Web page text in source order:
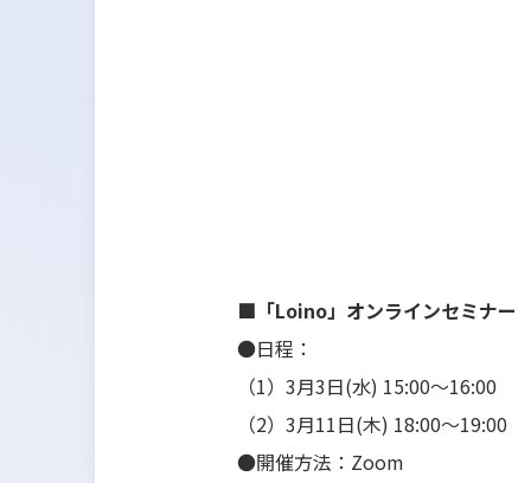
■「Loino」オンラインセミナー
●日程：
（1）3月3日(水) 15:00～16:00
（2）3月11日(木) 18:00～19:00
●開催方法：Zoom